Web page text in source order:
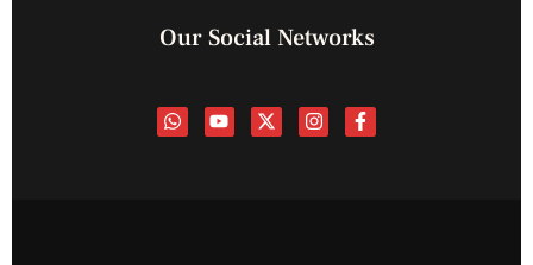
Our Social Networks